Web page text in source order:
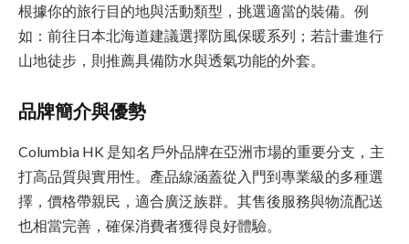
根據你的旅行目的地與活動類型，挑選適當的裝備。例
如：前往日本北海道建議選擇防風保暖系列；若計畫進行
山地徒步，則推薦具備防水與透氣功能的外套。
品牌簡介與優勢
Columbia HK 是知名戶外品牌在亞洲市場的重要分支，主
打高品質與實用性。產品線涵蓋從入門到專業級的多種選
擇，價格帶親民，適合廣泛族群。其售後服務與物流配送
也相當完善，確保消費者獲得良好體驗。